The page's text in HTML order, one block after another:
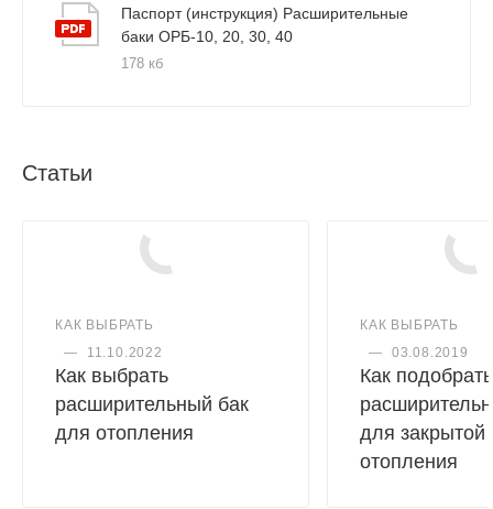
мусора.
Паспорт (инструкция) Расширительные
баки ОРБ-10, 20, 30, 40
178 кб
Статьи
КАК ВЫБРАТЬ
—
11.10.2022
Как выбрать
расширительный бак
для отопления
КАК ВЫБРАТЬ
—
03.08.2019
Как подобрать
для закрытой
отопления